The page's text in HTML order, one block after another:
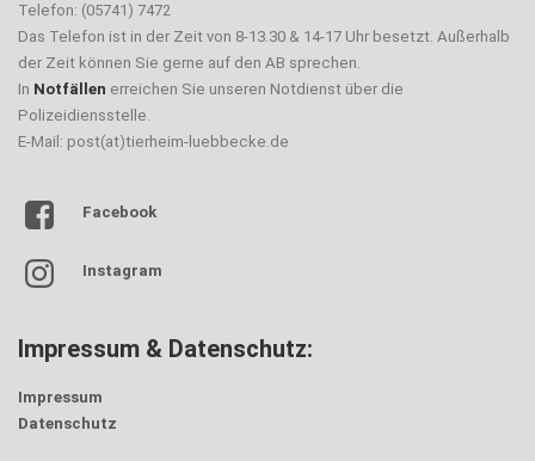
Telefon: (05741) 7472
Das Telefon ist in der Zeit von 8-13.30 & 14-17 Uhr besetzt. Außerhalb
der Zeit können Sie gerne auf den AB sprechen.
In Notfällen erreichen Sie unseren Notdienst über die
Polizeidiensstelle.
E-Mail: post(at)tierheim-luebbecke.de
Facebook
Instagram
Impressum & Datenschutz:
Impressum
Datenschutz